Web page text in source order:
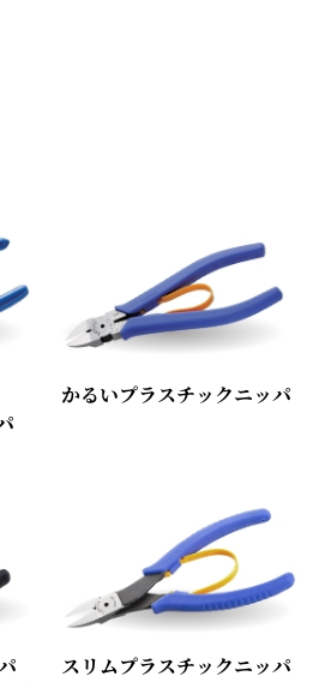
かるいプラスチックニッパ
スリムプラスチックニッパ